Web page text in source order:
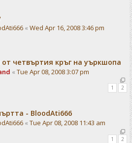
« Wed Apr 16, 2008 3:46 pm
четвъртия кръг на уъркшопа
« Tue Apr 08, 2008 3:07 pm
1 2
- BloodAti666
« Tue Apr 08, 2008 11:43 am
1 2